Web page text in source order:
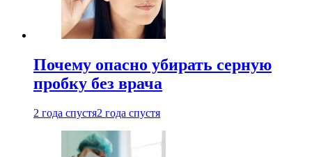
Почему опасно убирать серную
пробку без врача
2 года спустя2 года спустя